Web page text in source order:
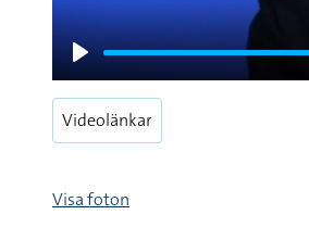
Play
Videolänkar
Visa foton